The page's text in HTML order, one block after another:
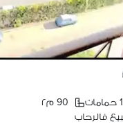
1 حمامات
90 م٢